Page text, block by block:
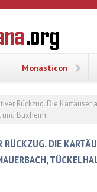
Monasticon
Rückzug. Die
und Buxheim
RÜCKZUG. DIE